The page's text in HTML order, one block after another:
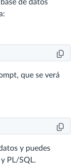
de datos
que se verá
y puedes
PL/SQL.